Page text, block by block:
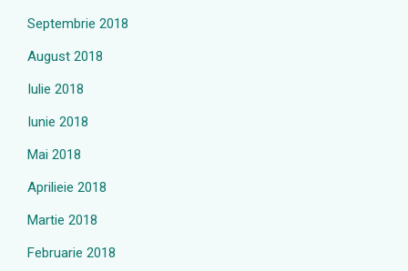
Septembrie 2018
August 2018
Iulie 2018
Iunie 2018
Mai 2018
Aprilieie 2018
Martie 2018
Februarie 2018